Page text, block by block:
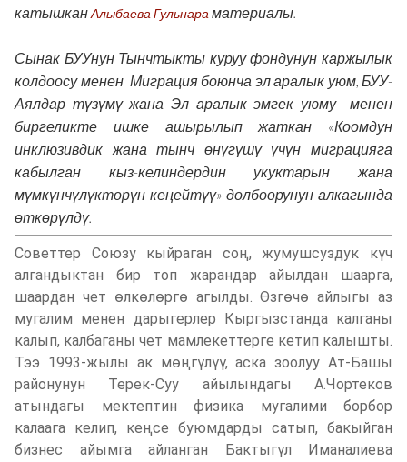
катышканАлыбаева Гульнара материалы.
Сынак БУУнун Тынчтыкты куруу фондунун каржылык
колдоосу менен Миграция боюнча эл аралык уюм, БУУ-
Аялдар түзүмү жана Эл аралык эмгек уюму менен
биргеликте ишке ашырылып жаткан «Коомдун
инклюзивдик жана тынч өнүгүшү үчүн миграцияга
кабылган кыз-келиндердин укуктарын жана
мүмкүнчүлүктөрүн кеңейтүү» долбоорунун алкагында
өткөрүлдү.
Советтер Союзу кыйраган соң, жумушсуздук күч
алгандыктан бир топ жарандар айылдан шаарга,
шаардан чет өлкөлөргө агылды. Өзгөчө айлыгы аз
мугалим менен дарыгерлер Кыргызстанда калганы
калып, калбаганы чет мамлекеттерге кетип калышты.
Тээ 1993-жылы ак мөңгүлүү, аска зоолуу Ат-Башы
районунун Терек-Суу айылындагы А.Чортеков
атындагы мектептин физика мугалими борбор
калаага келип, кеңсе буюмдарды сатып, бакыйган
бизнес айымга айланган Бактыгүл Иманалиева